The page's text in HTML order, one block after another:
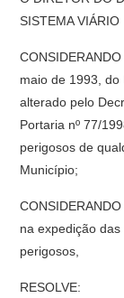
SISTEMA VIÁRIO
maio de 1993, do
alterado pelo
Portaria nº 77/
perigosos de
Município;
na expedição
perigosos,
RESOLVE: